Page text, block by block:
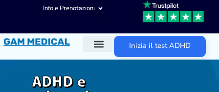
Info e Prenotazioni
Inizia il test ADHD
ADHD e